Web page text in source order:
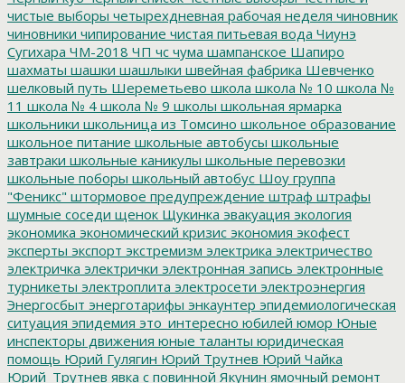
чистые выборы четырехдневная рабочая неделя чиновник
чиновники чипирование чистая питьевая вода Чиунэ
Сугихара ЧМ-2018 ЧП чс чума шампанское Шапиро
шахматы шашки шашлыки швейная фабрика Шевченко
шелковый путь Шереметьево школа школа № 10 школа №
11 школа № 4 школа № 9 школы школьная ярмарка
школьники школьница из Томсино школьное образование
школьное питание школьные автобусы школьные
завтраки школьные каникулы школьные перевозки
школьные поборы школьный автобус Шоу группа
"Феникс" штормовое предупреждение штраф штрафы
шумные соседи щенок Щукинка эвакуация экология
экономика экономический кризис экономия экофест
эксперты экспорт экстремизм электрика электричество
электричка электрички электронная запись электронные
турникеты электроплита электросети электроэнергия
Энергосбыт энерготарифы энкаунтер эпидемиологическая
ситуация эпидемия это_интересно юбилей юмор Юные
инспекторы движения юные таланты юридическая
помощь Юрий Гулягин Юрий Трутнев Юрий Чайка
Юрий_Трутнев явка с повинной Якунин ямочный ремонт